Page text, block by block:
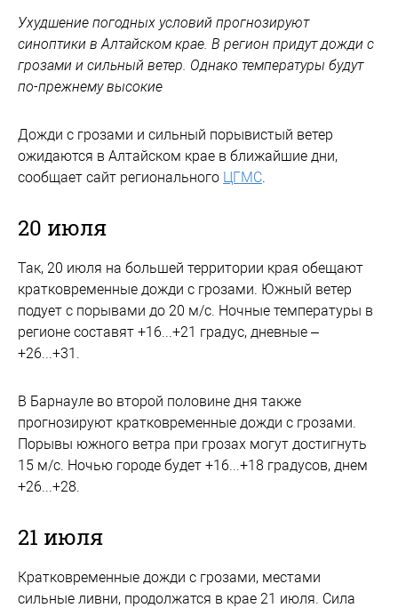
Ухудшение погодных условий прогнозируют
синоптики в Алтайском крае. В регион придут дожди с
грозами и сильный ветер. Однако температуры будут
по-прежнему высокие
Дожди с грозами и сильный порывистый ветер
ожидаются в Алтайском крае в ближайшие дни,
сообщает сайт регионального ЦГМС
20 июля
Так, 20 июля на большей территории края обещают
кратковременные дожди с грозами. Южный ветер
подует с порывами до 20 м/с. Ночные температуры в
регионе составят +16...+21 градус, дневные –
+26...+31.
В Барнауле во второй половине дня также
прогнозируют кратковременные дожди с грозами.
Порывы южного ветра при грозах могут достигнуть
15 м/с. Ночью городе будет +16...+18 градусов, днем
+26...+28.
21 июля
Кратковременные дожди с грозами, местами
сильные ливни, продолжатся в крае 21 июля. Сила